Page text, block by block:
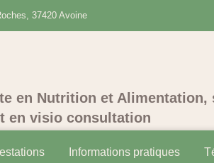
37420 Avoine
en Nutrition et Alimentation,
en visio consultation
Informations pratiques